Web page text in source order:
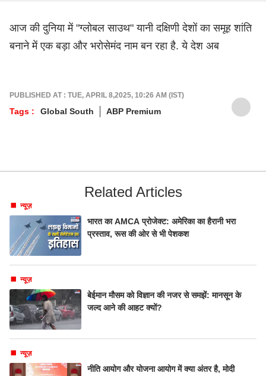
आज की दुनिया में "ग्लोबल साउथ" यानी दक्षिणी देशों का समूह शांति
बनाने में एक बड़ा और भरोसेमंद नाम बन रहा है. ये देश अब
PUBLISHED AT : TUE, APRIL 8,2025, 10:26 AM (IST)
Tags : Global South ABP Premium
Related Articles
न्यूज़
भारत का AMCA प्रोजेक्ट: अमेरिका का हैरानी भरा
प्रस्ताव, रूस की ओर से भी पेशकश
न्यूज़
बेईमान मौसम को विज्ञान की नजर से समझें: मानसून के
जल्द आने की आहट क्यों?
न्यूज़
नीति आयोग और योजना आयोग में क्या अंतर है, मोदी